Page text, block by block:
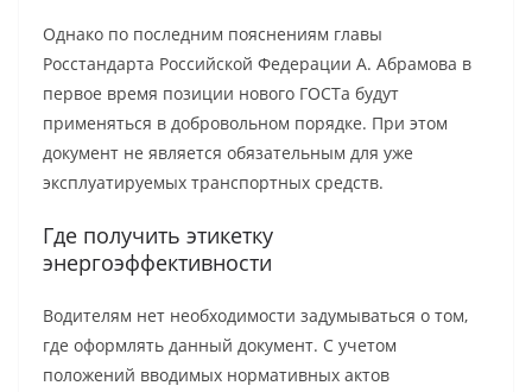
Однако по последним пояснениям главы
Росстандарта Российской Федерации А. Абрамова в
первое время позиции нового ГОСТа будут
применяться в добровольном порядке. При этом
документ не является обязательным для уже
эксплуатируемых транспортных средств.
Где получить этикетку
энергоэффективности
Водителям нет необходимости задумываться о том,
где оформлять данный документ. С учетом
положений вводимых нормативных актов